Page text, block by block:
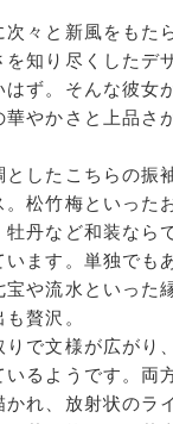
次々と新風をもた
を知り尽くしたデ
ず。そんな彼女
やかさと上品さ
としたこちらの振
。松竹梅といった
丹など和装なら
います。単独でも
や流水といった
贅沢。
で文様が広がり
いるようです。両
かれ、放射状のラ